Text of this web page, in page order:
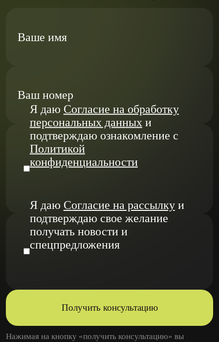
Ваше имя
Ваш номер
Я даю Согласие на обработку
персональных данных и
подтверждаю ознакомление с
Политикой
конфиденциальности
Я даю Согласие на рассылкуи
подтверждаю свое желание
получать новости и
спецпредложения
Получить консультацию
Нажимая на кнопку «получить консультацию» вы